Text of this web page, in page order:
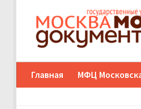
Главная МФЦ